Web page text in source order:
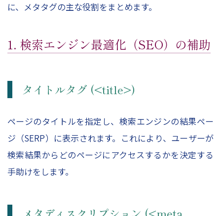
に、メタタグの主な役割をまとめます。
1. 検索エンジン最適化（SEO）の補助
タイトルタグ (<title>)
ページのタイトルを指定し、検索エンジンの結果ペー
ジ（SERP）に表示されます。これにより、ユーザーが
検索結果からどのページにアクセスするかを決定する
手助けをします。